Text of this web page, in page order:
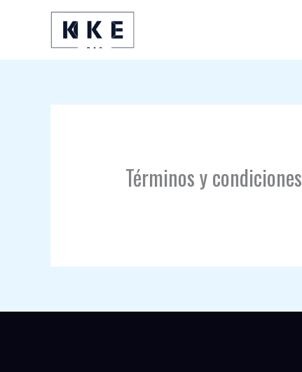
Términos y condiciones